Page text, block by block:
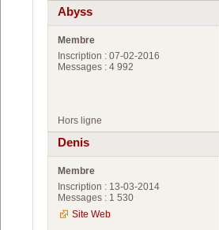
Abyss
Membre
Inscription : 07-02-2016
Messages : 4 992
Hors ligne
Denis
Membre
Inscription : 13-03-2014
Messages : 1 530
Site Web